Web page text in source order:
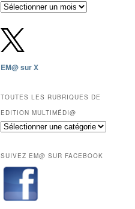
Archives
depuis
2009,
sauf
les
mois
réservés
aux
abonnés.
EM@ sur X
TOUTES LES RUBRIQUES DE
EDITION MULTIMÉDI@
Toutes
de
Edition
Multimédi@
SUIVEZ EM@ SUR FACEBOOK